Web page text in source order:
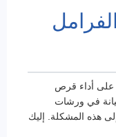
على أداء قرص
الصيانة في ورشات
هذه المشكلة. إليك